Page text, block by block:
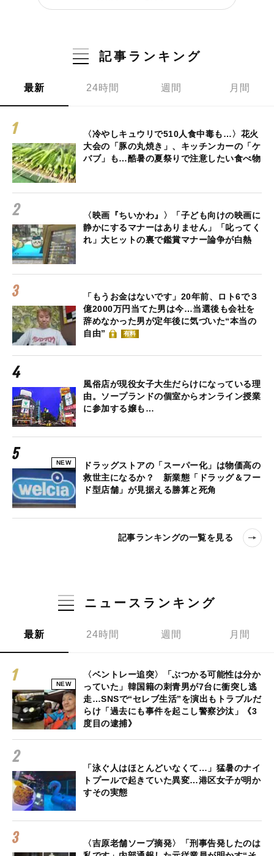
記事ランキング
最新 24時間 週間 月間
〈冷やしキュウリで510人食中毒も…〉花火
大会の「豚の丸焼き」、キッチンカーの「ケ
バブ」も…酷暑の夏祭りで注意したい食べ物
〈映画『ちいかわ』〉「子ども向けの映画に
静かにするマナーはありません」「叱ってく
れ」大ヒットの裏で鑑賞マナー論争が白熱
「もうお金はないです」20年前、ロト6で３
億2000万円当てた男は今…当選後も会社を
辞めなかった男が定年後に気づいた“本当の
自由”
有料
風俗店が現役女子大生だらけになっている理
由。ソープランドの個室からオンライン授業
に参加する嬢も…
NEW
ドラッグストアの「スーパー化」は物価高の
救世主になるか？ 新業態「ドラッグ＆フー
ド型店舗」が見据える勝算と死角
記事ランキングの一覧を見る
ニュースランキング
最新 24時間 週間 月間
NEW
〈ベントレー追突〉「ぶつかる可能性は分か
っていた」韓国籍の刺青男が7台に衝突し逃
走…SNSで“セレブ生活”を演出もトラブルだ
らけ「過去にも事件を起こし警察沙汰」《3
度目の逮捕》
「泳ぐ人はほとんどいなくて…」猛暑のナイ
トプールで起きていた異変…港区女子が明か
すその実態
〈吉原老舗ソープ摘発〉「刑事告発したのは